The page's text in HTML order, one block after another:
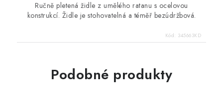
Ručně pletená židle z umělého ratanu s ocelovou
konstrukcí. Židle je stohovatelná a téměř bezúdržbová.
Kód: 345663KD
Podobné produkty